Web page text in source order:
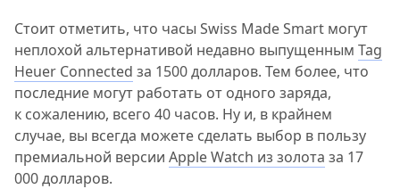
Стоит отметить, что часы Swiss Made Smart могут
неплохой альтернативой недавно выпущенным Tag
Heuer Connected за 1500 долларов. Тем более, что
последние могут работать от одного заряда,
к сожалению, всего 40 часов. Ну и, в крайнем
случае, вы всегда можете сделать выбор в пользу
премиальной версии Apple Watch из золота за 17
000 долларов.